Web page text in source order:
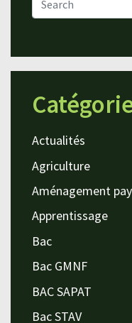
Actualités
Agriculture
Aménagement
Apprentissage
Bac
Bac GMNF
BAC SAPAT
Bac STAV